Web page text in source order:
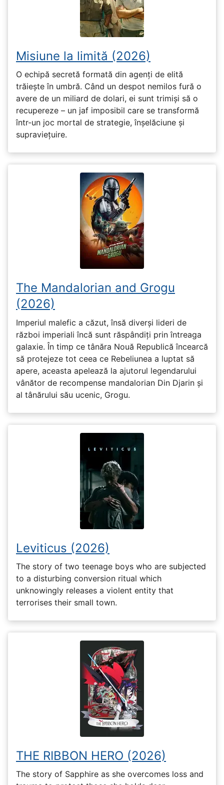
Misiune la limită (2026)
O echipă secretă formată din agenți de elită
trăiește în umbră. Când un despot nemilos fură o
avere de un miliard de dolari, ei sunt trimiși să o
recupereze – un jaf imposibil care se transformă
într-un joc mortal de strategie, înșelăciune și
supraviețuire.
The Mandalorian and Grogu
(2026)
Imperiul malefic a căzut, însă diverși lideri de
război imperiali încă sunt răspândiți prin întreaga
galaxie. În timp ce tânăra Nouă Republică încearcă
să protejeze tot ceea ce Rebeliunea a luptat să
apere, aceasta apelează la ajutorul legendarului
vânător de recompense mandalorian Din Djarin și
al tânărului său ucenic, Grogu.
Leviticus (2026)
The story of two teenage boys who are subjected
to a disturbing conversion ritual which
unknowingly releases a violent entity that
terrorises their small town.
THE RIBBON HERO (2026)
The story of Sapphire as she overcomes loss and